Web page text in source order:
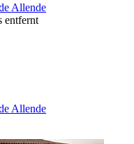
Allende
entfernt
Allende